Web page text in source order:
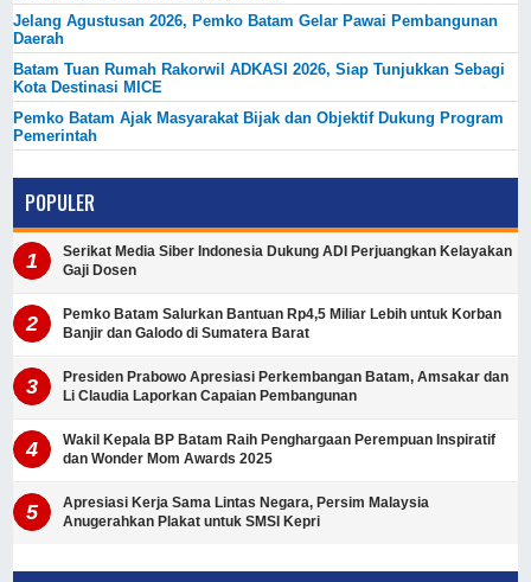
Jelang Agustusan 2026, Pemko Batam Gelar Pawai Pembangunan
Daerah
Batam Tuan Rumah Rakorwil ADKASI 2026, Siap Tunjukkan Sebagi
Kota Destinasi MICE
Pemko Batam Ajak Masyarakat Bijak dan Objektif Dukung Program
Pemerintah
POPULER
Serikat Media Siber Indonesia Dukung ADI Perjuangkan Kelayakan
Gaji Dosen
Pemko Batam Salurkan Bantuan Rp4,5 Miliar Lebih untuk Korban
Banjir dan Galodo di Sumatera Barat
Presiden Prabowo Apresiasi Perkembangan Batam, Amsakar dan
Li Claudia Laporkan Capaian Pembangunan
Wakil Kepala BP Batam Raih Penghargaan Perempuan Inspiratif
dan Wonder Mom Awards 2025
Apresiasi Kerja Sama Lintas Negara, Persim Malaysia
Anugerahkan Plakat untuk SMSI Kepri